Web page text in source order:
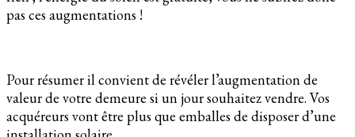
pas ces augmentations !
Pour résumer il convient de révéler l’augmentation de
valeur de votre demeure si un jour souhaitez vendre. Vos
acquéreurs vont être plus que emballes de disposer d’une